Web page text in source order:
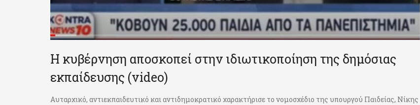
Η κυβέρνηση αποσκοπεί στην ιδιωτικοποίηση της δημόσιας
εκπαίδευσης (video)
Αυταρχικό, αντιεκπαιδευτικό και αντιδημοκρατικό χαρακτήρισε το νομοσχέδιο της υπουργού Παιδείας, Νίκης